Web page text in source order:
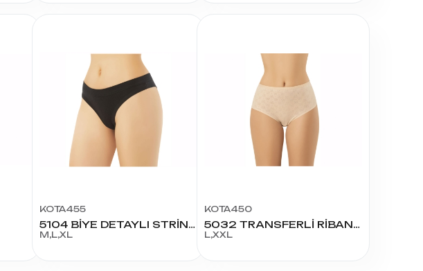
KOTA455
5104 BİYE DETAYLI STRİNG MODAL BİKİNİ
M,L,XL
KOTA450
5032 TRANSFERLİ RİBANA BATO
L,XXL